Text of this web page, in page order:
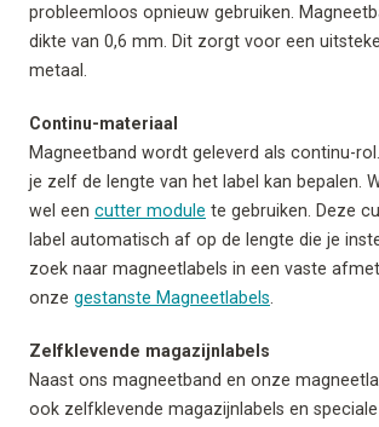
probleemloos opnieuw gebruiken.
dikte van 0,6 mm. Dit zorgt voor een
metaal.
Continu-materiaal
Magneetband wordt geleverd als continu-
je zelf de lengte van het label kan bepalen.
wel een cutter module te gebruiken. Deze
label automatisch af op de lengte die je
zoek naar magneetlabels in een vaste
onze gestanste Magneetlabels
Zelfklevende magazijnlabels
Naast ons magneetband en onze
ook zelfklevende magazijnlabels en